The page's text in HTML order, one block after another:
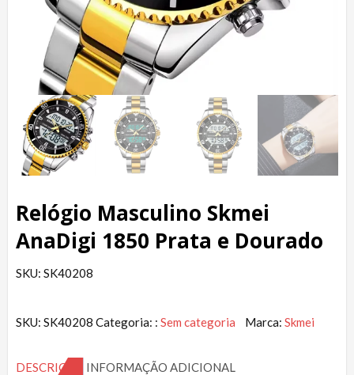
Relógio Masculino Skmei
AnaDigi 1850 Prata e Dourado
SKU: SK40208
SKU: SK40208 Categoria: : Sem categoria Marca: Skmei
DESCRIÇÃO INFORMAÇÃO ADICIONAL